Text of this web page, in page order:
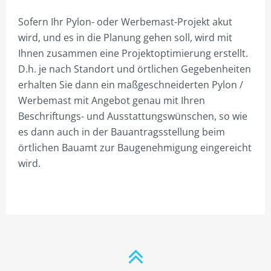
PYLONE B150CM BELEUCHTET
PYLONE B200CM BELEUCHTET
PYLONE B250CM BELEUCHTET
PYLONE B300CM BELEUCHTET
STIEL-PYLONE / WERBEMASTEN
Sofern Ihr Pylon- oder Werbemast-Projekt akut
wird, und es in die Planung gehen soll, wird mit
Ihnen zusammen eine Projektoptimierung erstellt.
D.h. je nach Standort und örtlichen Gegebenheiten
erhalten Sie dann ein maßgeschneiderten Pylon /
Werbemast mit Angebot genau mit Ihren
Beschriftungs- und Ausstattungswünschen, so wie
es dann auch in der Bauantragsstellung beim
örtlichen Bauamt zur Baugenehmigung eingereicht
wird.